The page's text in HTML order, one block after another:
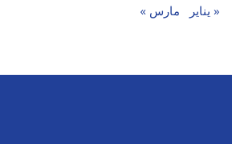
« يناير مارس »